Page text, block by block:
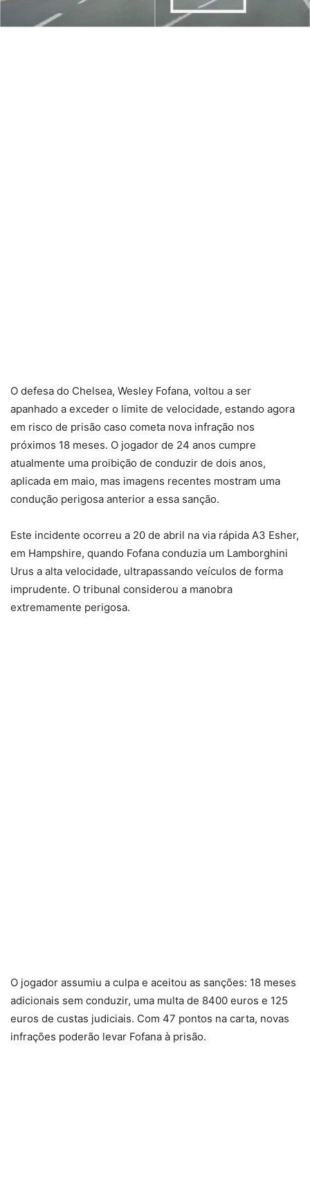
O defesa do Chelsea, Wesley Fofana, voltou a ser
apanhado a exceder o limite de velocidade, estando agora
em risco de prisão caso cometa nova infração nos
próximos 18 meses. O jogador de 24 anos cumpre
atualmente uma proibição de conduzir de dois anos,
aplicada em maio, mas imagens recentes mostram uma
condução perigosa anterior a essa sanção.
Este incidente ocorreu a 20 de abril na via rápida A3 Esher,
em Hampshire, quando Fofana conduzia um Lamborghini
Urus a alta velocidade, ultrapassando veículos de forma
imprudente. O tribunal considerou a manobra
extremamente perigosa.
O jogador assumiu a culpa e aceitou as sanções: 18 meses
adicionais sem conduzir, uma multa de 8400 euros e 125
euros de custas judiciais. Com 47 pontos na carta, novas
infrações poderão levar Fofana à prisão.